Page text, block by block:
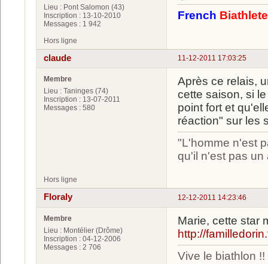
Lieu : Pont Salomon (43)
Inscription : 13-10-2010
Messages : 1 942
French
Hors ligne
11-12-2011 17:03:25
claude
Membre
Lieu : Taninges (74)
Inscription : 13-07-2011
Messages : 580
Après ce relais,
cette saison, si
point fort et
réaction" sur les
"L'homme n'est
qu'il n'est pas
Hors ligne
12-12-2011 14:23:46
Floraly
Membre
Lieu : Montélier (Drôme)
Inscription : 04-12-2006
Messages : 2 706
Marie, cette star
http://
Vive le biathlon !!